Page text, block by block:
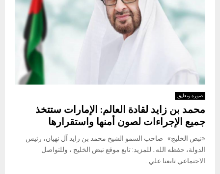
صورة وتعليق
محمد بن زايد لقادة العالم: الإمارات ستتخذ
جميع الإجراءات لصون أمنها واستقرارها
«نبض الخليج» صاحب السمو الشيخ محمد بن زايد آل نهيان، رئيس
الدولة، حفظه الله.. للمزيد: تابع موقع نبض الخليج ، وللتواصل
الاجتماعي تابعنا علي...